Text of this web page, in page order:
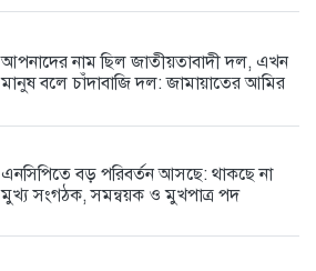
আপনাদের নাম ছিল জাতীয়তাবাদী দল, এখন
মানুষ বলে চাঁদাবাজি দল: জামায়াতের আমির
এনসিপিতে বড় পরিবর্তন আসছে: থাকছে না
মুখ্য সংগঠক, সমন্বয়ক ও মুখপাত্র পদ